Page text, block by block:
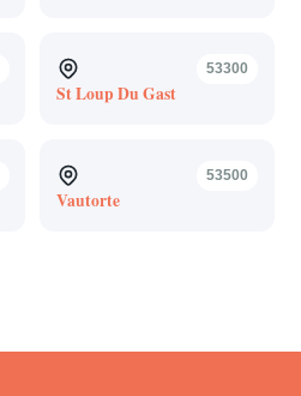
53300
St Loup Du Gast
53500
Vautorte